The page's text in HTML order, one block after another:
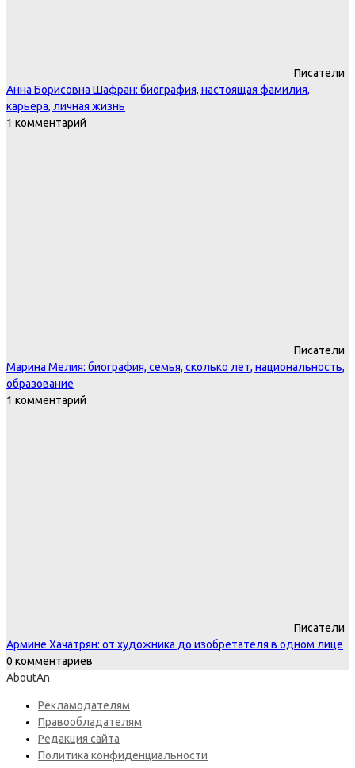
Писатели
Анна Борисовна Шафран: биография, настоящая фамилия,
карьера, личная жизнь
1 комментарий
Писатели
Марина Мелия: биография, семья, сколько лет, национальность,
образование
1 комментарий
Писатели
Армине Хачатрян: от художника до изобретателя в одном лице
0 комментариев
AboutAn
Рекламодателям
Правообладателям
Редакция сайта
Политика конфиденциальности